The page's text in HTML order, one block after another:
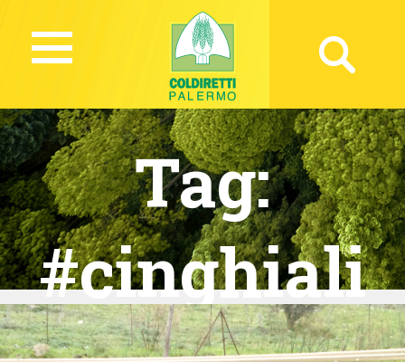
Tag:
#cinghiali